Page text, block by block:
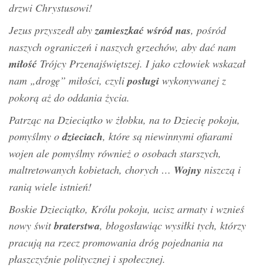
drzwi Chrystusowi!
Jezus przyszedł abyzamieszkać wśród nas, pośród
naszych ograniczeń i naszych grzechów, aby dać nam
miłość Trójcy Przenajświętszej. I jako człowiek wskazał
nam „drogę” miłości, czyliposługi wykonywanej z
pokorą aż do oddania życia.
Patrząc na Dzieciątko w żłobku, na to Dziecię pokoju,
pomyślmy odzieciach, które są niewinnymi ofiarami
wojen ale pomyślmy również o osobach starszych,
maltretowanych kobietach, chorych … Wojny niszczą i
ranią wiele istnień!
Boskie Dzieciątko, Królu pokoju, ucisz armaty i wznieś
nowy świtbraterstwa, błogosławiąc wysiłki tych, którzy
pracują na rzecz promowania dróg pojednania na
płaszczyźnie politycznej i społecznej.